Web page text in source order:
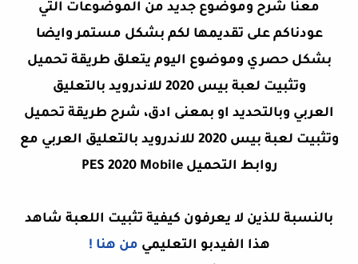
معنا شرح وموضوع جديد من الموضوعات التي
عودناكم على تقديمها لكم بشكل مستمر وايضا
بشكل حصري وموضوع اليوم يتعلق طريقة تحميل
وتثبيت لعبة بيس 2020 للاندرويد بالتعليق
العربي وبالتحديد او بمعنى ادق، شرح طريقة تحميل
وتثبيت لعبة بيس 2020 للاندرويد بالتعليق العربي مع
روابط التحميل PES 2020 Mobile
بالنسبة للذين لا يعرفون كيفية تثبيت اللعبة شاهد
هذا الفيدبو التعليمي من هنا !